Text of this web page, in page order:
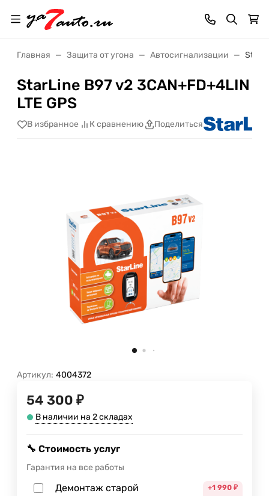
Главная Защита от угона Автосигнализации
StarLine B97 v2 3CAN+FD+4LIN
LTE GPS
В избранное К сравнению Поделиться
Артикул: 4004372
54 300 ₽
В наличии на 2 складах
🔧 Стоимость услуг
Гарантия на все работы
Демонтаж старой
+1 990₽